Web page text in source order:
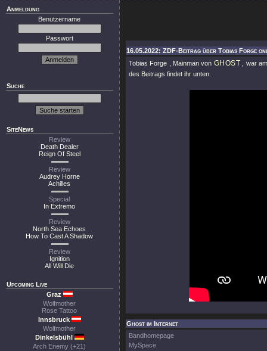
Anmeldung
Benutzername
Passwort
Suche
SiteNews
Review
Death Dealer
Reign Of Steel
Review
Audrey Horne
Achilles
Special
In Extremo
Review
North Sea Echoes
How To Cast A Shadow
Review
Ignition
All Will Die
Upcoming Live
Graz
Wolfmother
Rose Tattoo
Innsbruck
Wolfmother
Dinkelsbühl
Arch Enemy (+21)
16.05.2022: ZDF-Beitrag über Tobias Forge
Tobias Forge , Mainman von GHOST , war
des Beitrags findet ihr unten.
Ghost im Internet
Bandhomepage
MySpace